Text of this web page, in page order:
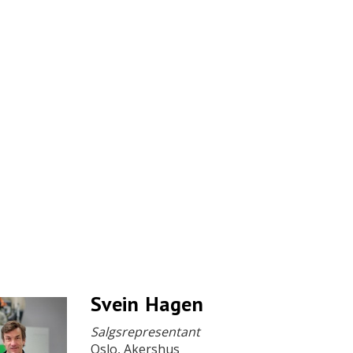
Svein Hagen
Salgsrepresentant
Oslo, Akershus